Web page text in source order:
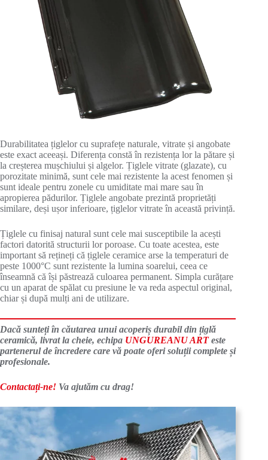
Durabilitatea țiglelor cu suprafețe naturale, vitrate și angobate
este exact aceeași. Diferența constă în rezistența lor la pătare și
la creșterea mușchiului și algelor. Țiglele vitrate (glazate), cu
porozitate minimă, sunt cele mai rezistente la acest fenomen și
sunt ideale pentru zonele cu umiditate mai mare sau în
apropierea pădurilor. Țiglele angobate prezintă proprietăți
similare, deși ușor inferioare, țiglelor vitrate în această privință.
Țiglele cu finisaj natural sunt cele mai susceptibile la acești
factori datorită structurii lor poroase. Cu toate acestea, este
important să rețineți că țiglele ceramice arse la temperaturi de
peste 1000°C sunt rezistente la lumina soarelui, ceea ce
înseamnă că își păstrează culoarea permanent. Simpla curățare
cu un aparat de spălat cu presiune le va reda aspectul original,
chiar și după mulți ani de utilizare.
Dacă sunteți în căutarea unui acoperiș durabil din țiglă
ceramică, livrat la cheie, echipa UNGUREANU ARTeste
partenerul de încredere care vă poate oferi soluții complete și
profesionale.
Contactați-ne! Va ajutăm cu drag!